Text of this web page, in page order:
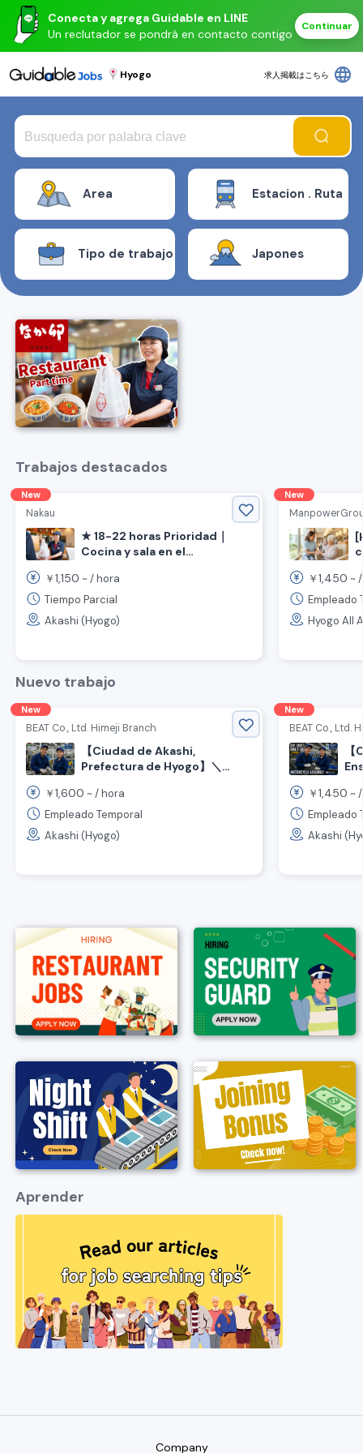
Conecta y agrega Guidable en LINE
Un reclutador se pondrá en contacto contigo
Continuar
Hyogo 求人掲載はこちら language
Area Estacion . Ruta
Tipo de trabajo Japones
Trabajos destacados
New
Nakau
★ 18-22 horas Prioridad｜
Cocina y sala en el
"Nakau"《Prefectura de
Hyogo, Ciudad de Akashi,
￥1,150 ~ /hora
Tiempo Parcial
Akashi (Hyogo)
New
￥1,450 ~
Empleado
Hyogo All
Nuevo trabajo
New
BEAT Co., Ltd. Himeji Branch
【Ciudad de Akashi,
Prefectura de Hyogo】＼
certificaciones de amarre de
cargas y grúas!／Trabajo de
pintura
￥1,600 ~ /hora
Empleado Temporal
Akashi (Hyogo)
New
BEAT Co., Ltd.
￥1,450 ~
Empleado
Akashi
Aprender
Company